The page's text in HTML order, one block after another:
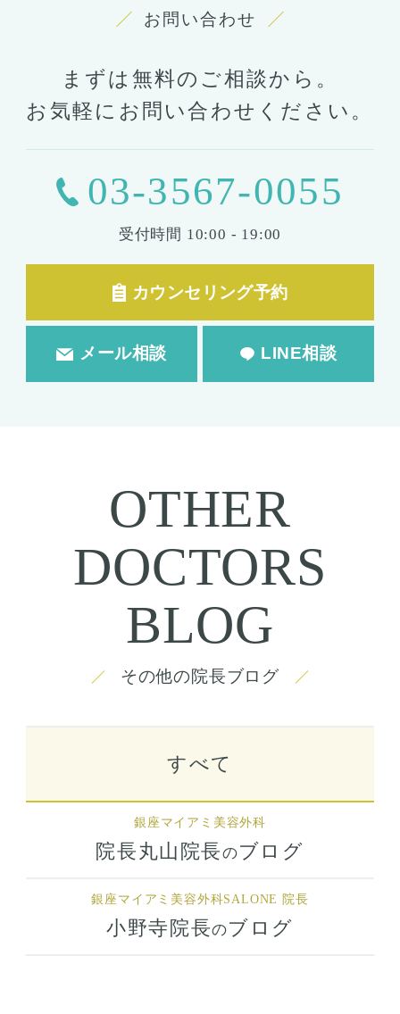
お問い合わせ
まずは無料のご相談から。
お気軽にお問い合わせください。
03-3567-0055
受付時間 10:00 - 19:00
カウンセリング予約
メール相談 LINE相談
OTHER
DOCTORS
BLOG
その他の院長ブログ
すべて
銀座マイアミ美容外科
院長丸山院長のブログ
銀座マイアミ美容外科SALONE 院長
小野寺院長のブログ